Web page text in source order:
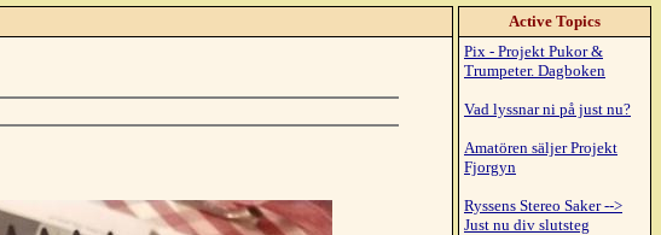
Active Topics
Pix - Projekt Pukor &
Trumpeter. Dagboken
Vad lyssnar ni på just nu?
Amatören säljer Projekt
Fjorgyn
Ryssens Stereo Saker -->
Just nu div slutsteg